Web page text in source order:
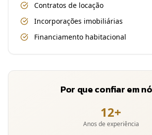
Contratos de locação
Incorporações imobiliárias
Financiamento habitacional
Por que confiar em
12+
Anos de experiência